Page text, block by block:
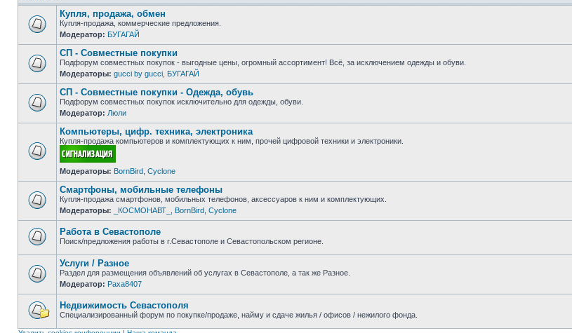
Нет
непрочитанных
сообщений
Купля, продажа, обмен
Купля-продажа, коммерческие предложения.
Модератор: БУГАГАЙ
Нет
непрочитанных
сообщений
СП - Совместные покупки
Подфорум совместных покупок - выгодные цены, огромный ассортимент! Всё, за исключением одежды и обуви.
Модераторы: gucci by gucci БУГАГАЙ
Нет
непрочитанных
сообщений
СП - Совместные покупки - Одежда, обувь
Подфорум совместных покупок исключительно для одежды, обуви.
Модератор: Люли
Нет
непрочитанных
Компьютеры, цифр. техника, электроника
Купля-продажа компьютеров и комплектующих к ним, прочей цифровой техники и электроники.
Модераторы: BornBird Cyclone
Нет
непрочитанных
сообщений
Смартфоны, мобильные телефоны
Купля-продажа смартфонов, мобильных телефонов, аксессуаров к ним и комплектующих.
Модераторы:
_КОСМОНАВТ_ BornBird Cyclone
непрочитанных
сообщений
Работа в Севастополе
Поиск/предложения работы в г.Севастополе и Севастопольском регионе.
Нет
непрочитанных
сообщений
Услуги / Разное
Раздел для размещения объявлений об услугах в Севастополе, а так же Разное.
Модератор: Paxa8407
непрочитанных
Недвижимость Севастополя
Специализированный форум по покупке/продаже, найму и сдаче жилья / офисов / нежилого фонда.